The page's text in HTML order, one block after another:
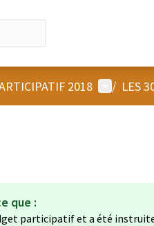
2018 Menu
/ LES
que :
participatif et a été